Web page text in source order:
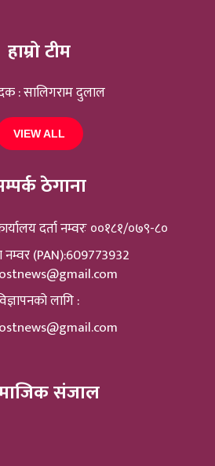
हाम्रो टीम
: सालिगराम दुलाल
VIEW ALL
ठेगाना
दर्ता नम्वरः ००१८१/०७९-८०
नम्वर (PAN):609773932
लागि :
संजाल